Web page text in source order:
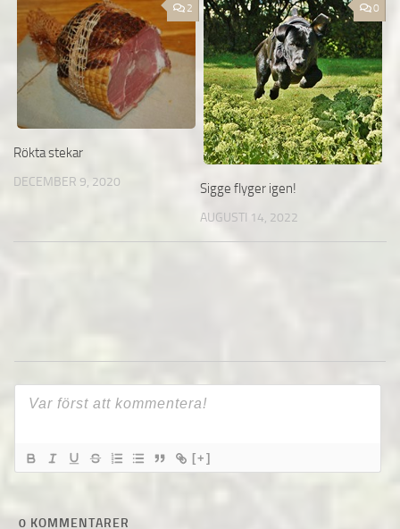
2
Rökta stekar
DECEMBER 9, 2020
0
Sigge flyger igen!
AUGUSTI 14, 2022
[+]
0 KOMMENTARER